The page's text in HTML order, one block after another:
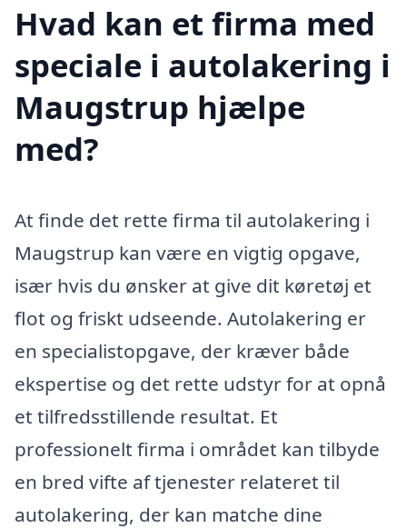
Hvad kan et firma med
speciale i autolakering i
Maugstrup hjælpe
med?
At finde det rette firma til autolakering i
Maugstrup kan være en vigtig opgave,
især hvis du ønsker at give dit køretøj et
flot og friskt udseende. Autolakering er
en specialistopgave, der kræver både
ekspertise og det rette udstyr for at opnå
et tilfredsstillende resultat. Et
professionelt firma i området kan tilbyde
en bred vifte af tjenester relateret til
autolakering, der kan matche dine